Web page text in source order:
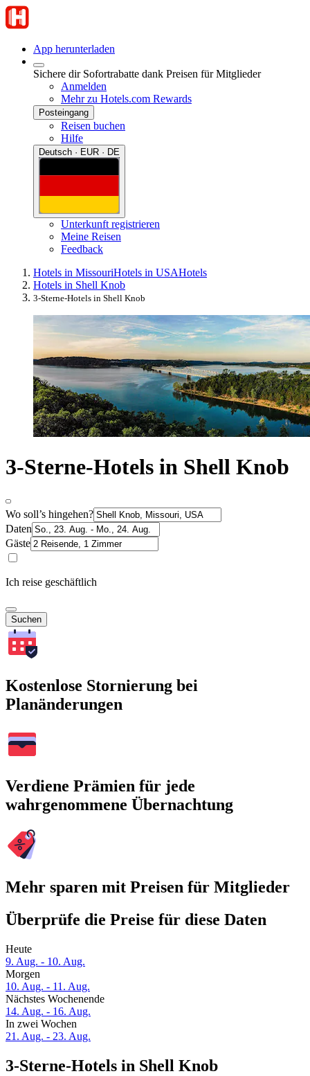
App herunterladen
Sichere dir Sofortrabatte dank Preisen für Mitglieder
Anmelden
Mehr zu Hotels.com Rewards
Posteingang
Reisen buchen
Hilfe
Deutsch · EUR · DE
Unterkunft registrieren
Meine Reisen
Feedback
Hotels in MissouriHotels in USAHotels
Hotels in Shell Knob
3-Sterne-Hotels in Shell Knob
3-Sterne-Hotels in Shell Knob
Wo soll’s hingehen?
Daten
Gäste
Ich reise geschäftlich
Suchen
Kostenlose Stornierung bei
Planänderungen
Verdiene Prämien für jede
wahrgenommene Übernachtung
Mehr sparen mit Preisen für Mitglieder
Überprüfe die Preise für diese Daten
Heute
9. Aug. - 10. Aug.
Morgen
10. Aug. - 11. Aug.
Nächstes Wochenende
14. Aug. - 16. Aug.
In zwei Wochen
21. Aug. - 23. Aug.
3-Sterne-Hotels in Shell Knob